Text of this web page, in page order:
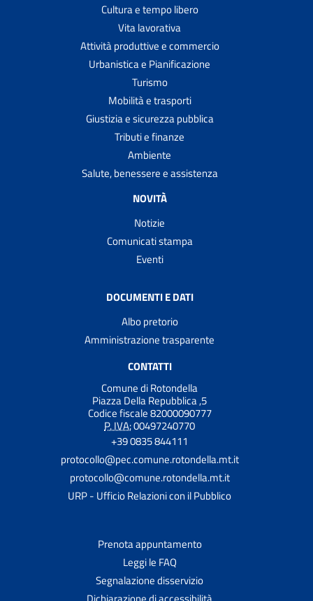
Cultura e tempo libero
Vita lavorativa
Attività produttive e commercio
Urbanistica e Pianificazione
Turismo
Mobilità e trasporti
Giustizia e sicurezza pubblica
Tributi e finanze
Ambiente
Salute, benessere e assistenza
NOVITÀ
Notizie
Comunicati stampa
Eventi
DOCUMENTI E DATI
Albo pretorio
Amministrazione trasparente
CONTATTI
Comune di Rotondella
Piazza Della Repubblica ,5
Codice fiscale 82000090777
P. IVA:00497240770
+39 0835 844111
protocollo@pec.comune.rotondella.mt.it
protocollo@comune.rotondella.mt.it
URP - Ufficio Relazioni con il Pubblico
Prenota appuntamento
Leggi le FAQ
Segnalazione disservizio